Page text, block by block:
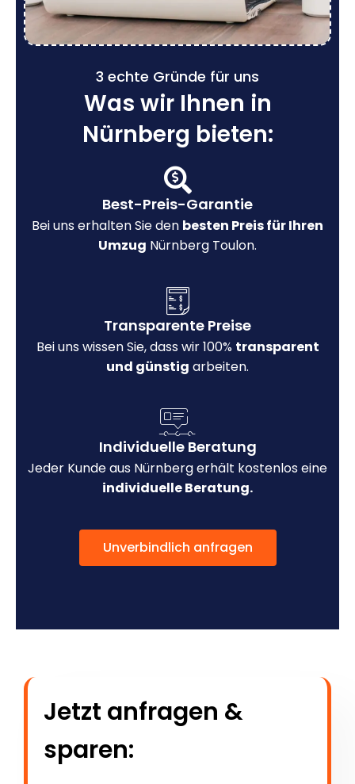
3 echte Gründe für uns
Was wir Ihnen in
Nürnberg bieten:
Best-Preis-Garantie
Bei uns erhalten Sie den besten Preis für Ihren
Umzug Nürnberg Toulon.
Transparente Preise
Bei uns wissen Sie, dass wir 100% transparent
und günstig arbeiten.
Individuelle Beratung
Jeder Kunde aus Nürnberg erhält kostenlos eine
individuelle Beratung.
Unverbindlich anfragen
Jetzt anfragen &
sparen: